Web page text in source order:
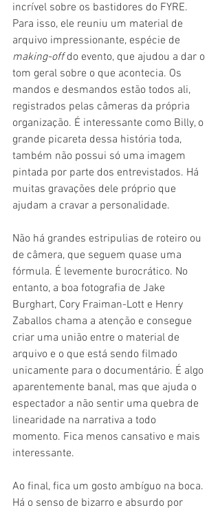
incrível sobre os bastidores do FYRE.
Para isso, ele reuniu um material de
arquivo impressionante, espécie de
making-off do evento, que ajudou a dar o
tom geral sobre o que acontecia. Os
mandos e desmandos estão todos ali,
registrados pelas câmeras da própria
organização. É interessante como Billy, o
grande picareta dessa história toda,
também não possui só uma imagem
pintada por parte dos entrevistados. Há
muitas gravações dele próprio que
ajudam a cravar a personalidade.
Não há grandes estripulias de roteiro ou
de câmera, que seguem quase uma
fórmula. É levemente burocrático. No
entanto, a boa fotografia de Jake
Burghart, Cory Fraiman-Lott e Henry
Zaballos chama a atenção e consegue
criar uma união entre o material de
arquivo e o que está sendo filmado
unicamente para o documentário. É algo
aparentemente banal, mas que ajuda o
espectador a não sentir uma quebra de
linearidade na narrativa a todo
momento. Fica menos cansativo e mais
interessante.
Ao final, fica um gosto ambíguo na boca.
Há o senso de bizarro e absurdo por